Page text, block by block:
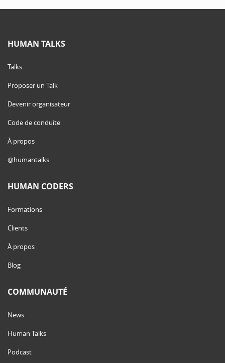
HUMAN TALKS
Talks
Proposer un Talk
Devenir organisateur
Code de conduite
À propos
@humantalks
HUMAN CODERS
Formations
Clients
À propos
Blog
COMMUNAUTÉ
News
Human Talks
Podcast